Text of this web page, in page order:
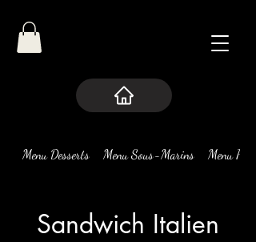
Menu Desserts Menu Sous-Marins Menu Pizza
Sandwich Italien